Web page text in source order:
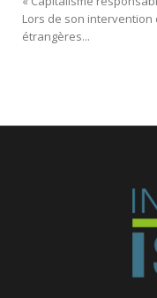
Lors de son
étrangères...